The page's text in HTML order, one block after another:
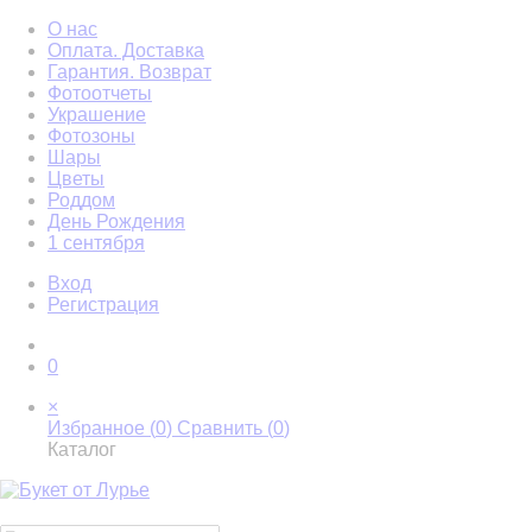
О нас
Оплата. Доставка
Гарантия. Возврат
Фотоотчеты
Украшение
Фотозоны
Шары
Цветы
Роддом
День Рождения
1 сентября
Вход
Регистрация
0
×
Избранное (0) Сравнить (0)
Каталог